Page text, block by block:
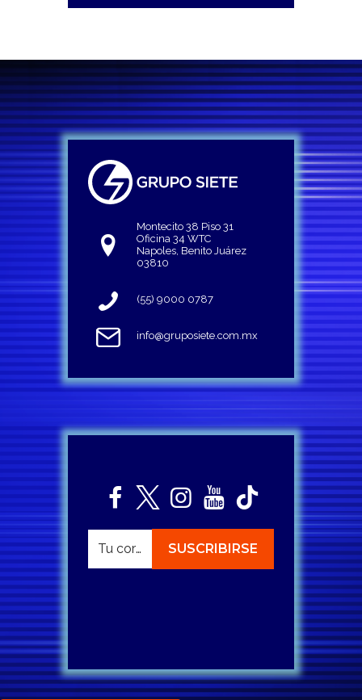
Montecito 38 Piso 31
Oficina 34 WTC
Napoles, Benito Juárez
03810
(55) 9000 0787
info@gruposiete.com.mx